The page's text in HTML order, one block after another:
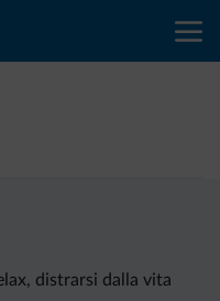
distrarsi dalla vita